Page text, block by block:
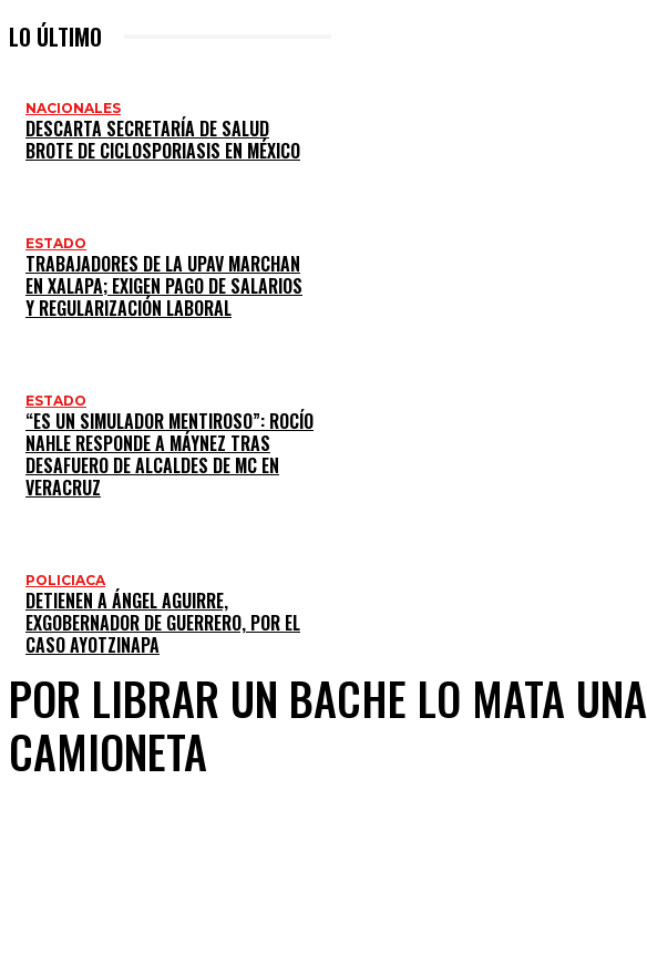
LO ÚLTIMO
NACIONALES
DESCARTA SECRETARÍA DE SALUD
BROTE DE CICLOSPORIASIS EN MÉXICO
ESTADO
TRABAJADORES DE LA UPAV MARCHAN
EN XALAPA; EXIGEN PAGO DE SALARIOS
Y REGULARIZACIÓN LABORAL
ESTADO
“ES UN SIMULADOR MENTIROSO”: ROCÍO
NAHLE RESPONDE A MÁYNEZ TRAS
DESAFUERO DE ALCALDES DE MC EN
VERACRUZ
POLICIACA
DETIENEN A ÁNGEL AGUIRRE,
EXGOBERNADOR DE GUERRERO, POR EL
CASO AYOTZINAPA
POR LIBRAR UN BACHE LO MATA UNA
CAMIONETA